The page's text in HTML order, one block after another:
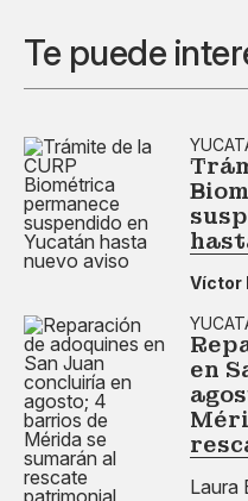
Te puede
Víctor
en
Laura